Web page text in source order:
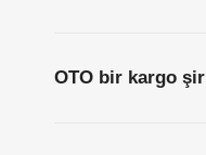
OTO bir kargo